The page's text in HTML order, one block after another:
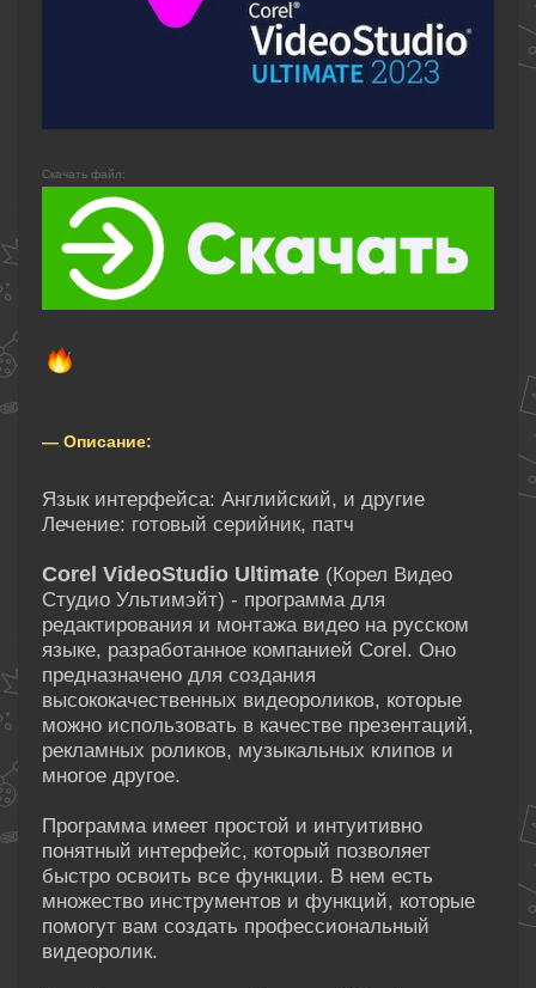
Скачать файл:
— Описание:
Язык интерфейса: Английский, и другие
Лечение: готовый серийник, патч
Corel VideoStudio Ultimate (Корел Видео
Студио Ультимэйт) - программа для
редактирования и монтажа видео на русском
языке, разработанное компанией Corel. Оно
предназначено для создания
высококачественных видеороликов, которые
можно использовать в качестве презентаций,
рекламных роликов, музыкальных клипов и
многое другое.
Программа имеет простой и интуитивно
понятный интерфейс, который позволяет
быстро освоить все функции. В нем есть
множество инструментов и функций, которые
помогут вам создать профессиональный
видеоролик.